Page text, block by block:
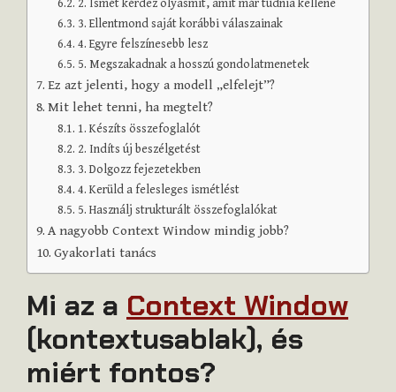
2. Ismét kérdez olyasmit, amit már tudnia kellene
3. Ellentmond saját korábbi válaszainak
4. Egyre felszínesebb lesz
5. Megszakadnak a hosszú gondolatmenetek
Ez azt jelenti, hogy a modell „elfelejt”?
Mit lehet tenni, ha megtelt?
1. Készíts összefoglalót
2. Indíts új beszélgetést
3. Dolgozz fejezetekben
4. Kerüld a felesleges ismétlést
5. Használj strukturált összefoglalókat
A nagyobb Context Window mindig jobb?
Gyakorlati tanács
Mi az a Context Window
(kontextusablak), és
miért fontos?